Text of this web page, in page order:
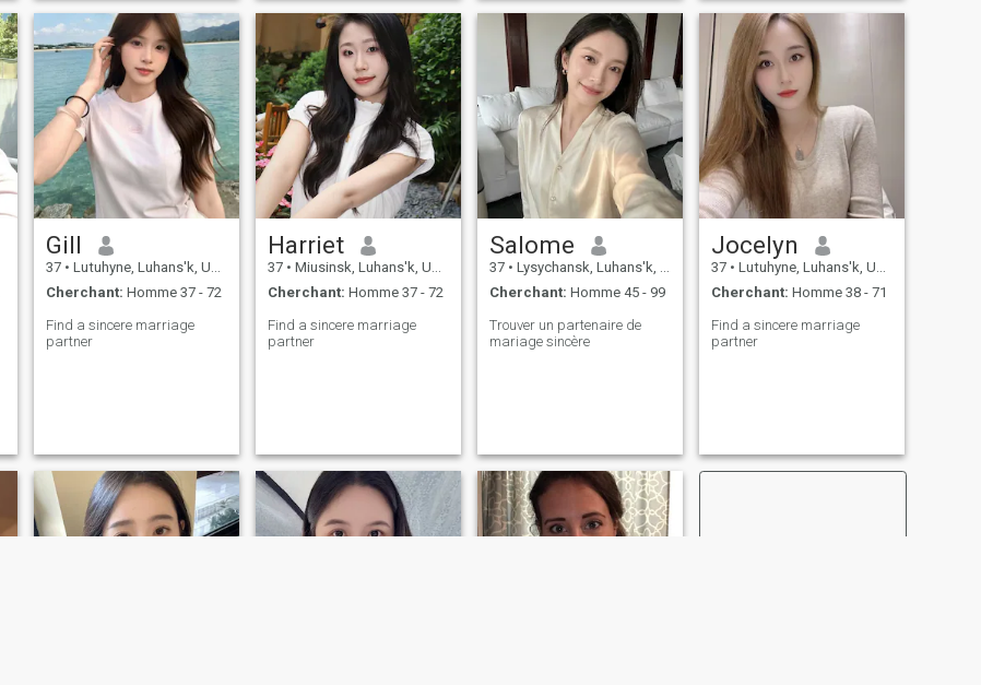
Gill
37 • Lutuhyne, Luhans'k, Ukraine
Cherchant: Homme 37 - 72
Find a sincere marriage
partner
Harriet
37 • Miusinsk, Luhans'k, Ukraine
Cherchant: Homme 37 - 72
Find a sincere marriage
partner
Salome
37 • Lysychansk, Luhans'k, Ukraine
Cherchant: Homme 45 - 99
Trouver un partenaire de
mariage sincère
Jocelyn
37 • Lutuhyne, Luhans'k, Ukraine
Cherchant: Homme 38 - 71
Find a sincere marriage
partner